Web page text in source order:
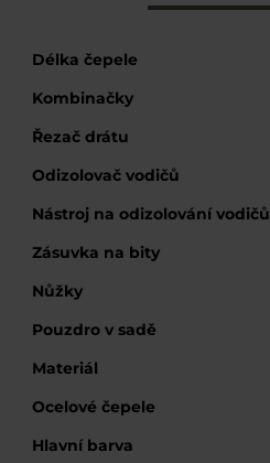
Více
Délka čepele
Kombinačky
Řezač drátu
Odizolovač vodičů
Nástroj na odizolování vodičů
Zásuvka na bity
Nůžky
Pouzdro v sadě
Materiál
Ocelové čepele
Hlavní barva